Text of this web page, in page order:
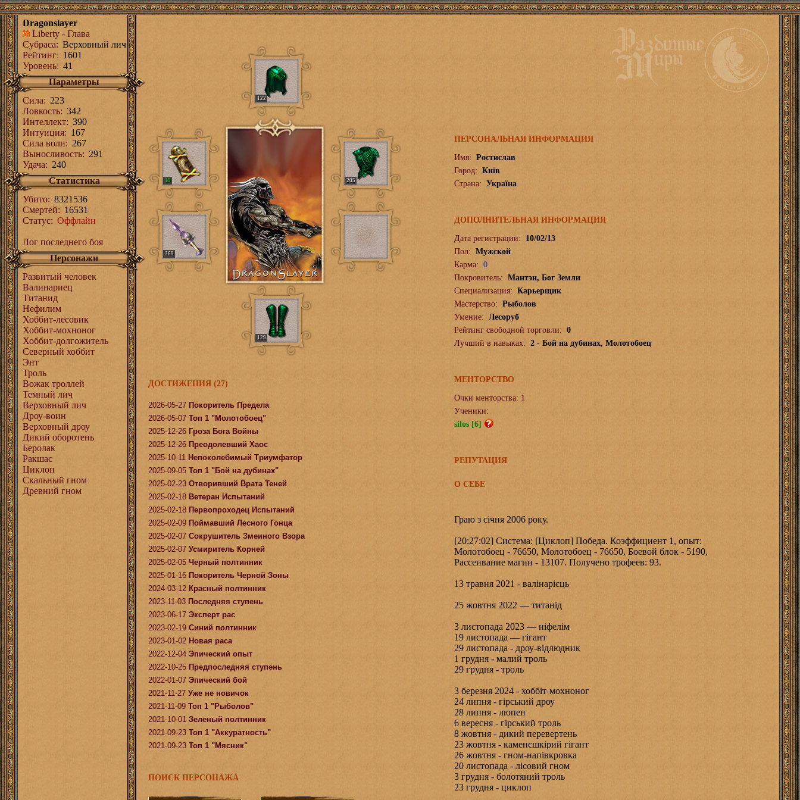
Dragonslayer
Liberty - Глава
Субраса: Верховный лич
Рейтинг: 1601
Уровень: 41
Параметры
Сила: 223
Ловкость: 342
Интеллект: 390
Интуиция: 167
Сила воли: 267
Выносливость: 291
Удача: 240
Статистика
Убито: 8321536
Смертей: 16531
Статус: Оффлайн
Лог последнего боя
Персонажи
Развитый человек
Валинариец
Титанид
Нефилим
Хоббит-лесовик
Хоббит-мохноног
Хоббит-долгожитель
Северный хоббит
Энт
Троль
Вожак троллей
Темный лич
Верховный лич
Дроу-воин
Верховный дроу
Дикий оборотень
Беролак
Ракшас
Циклоп
Скальный гном
Древний гном
122
19
369
205
129
ДОСТИЖЕНИЯ (27)
2026-05-27 Покоритель Предела
2026-05-07 Топ 1 "Молотобоец"
2025-12-26 Гроза Бога Войны
2025-12-26 Преодолевший Хаос
2025-10-11 Непоколебимый Триумфатор
2025-09-05 Топ 1 "Бой на дубинах"
2025-02-23 Отворивший Врата Теней
2025-02-18 Ветеран Испытаний
2025-02-18 Первопроходец Испытаний
2025-02-09 Поймавший Лесного Гонца
2025-02-07 Сокрушитель Змеиного Взора
2025-02-07 Усмиритель Корней
2025-02-05 Черный полтинник
2025-01-16 Покоритель Черной Зоны
2024-03-12 Красный полтинник
2023-11-03 Последняя ступень
2023-06-17 Эксперт рас
2023-02-19 Синий полтинник
2023-01-02 Новая раса
2022-12-04 Эпический опыт
2022-10-25 Предпоследняя ступень
2022-01-07 Эпический бой
2021-11-27 Уже не новичок
2021-11-09 Топ 1 "Рыболов"
2021-10-01 Зеленый полтинник
2021-09-23 Топ 1 "Аккуратность"
2021-09-23 Топ 1 "Мясник"
ПОИСК ПЕРСОНАЖА
ПЕРСОНАЛЬНАЯ ИНФОРМАЦИЯ
Имя: Ростислав
Город: Київ
Страна: Україна
ДОПОЛНИТЕЛЬНАЯ ИНФОРМАЦИЯ
Дата регистрации:
10/02/13
Пол: Мужской
Карма: 0
Покровитель: Мантэн, Бог Земли
Специализация: Карьерщик
Мастерство: Рыболов
Умение: Лесоруб
Рейтинг свободной торговли: 0
Лучший в навыках: 2 - Бой на дубинах, Молотобоец
МЕНТОРСТВО
Очки менторства: 1
Ученики:
silos [6]
РЕПУТАЦИЯ
О СЕБЕ
Граю з січня 2006 року.
[20:27:02] Система: [Циклоп] Победа. Коэффициент 1, опыт:
Молотобоец - 76650, Молотобоец - 76650, Боевой блок - 5190,
Рассеивание магии - 13107. Получено трофеев: 93.
13 травня 2021 - валінарієць
25 жовтня 2022 — титанід
3 листопада 2023 — ніфелім
19 листопада — гігант
29 листопада - дроу-відлюдник
1 грудня - малий троль
29 грудня - троль
3 березня 2024 - хоббіт-мохноног
24 липня - гірський дроу
28 липня - люпен
6 вересня - гірський троль
8 жовтня - дикий перевертень
23 жовтня - каменєшкірий гігант
26 жовтня - гном-напівкровка
20 листопада - лісовий гном
3 грудня - болотяний троль
23 грудня - циклоп